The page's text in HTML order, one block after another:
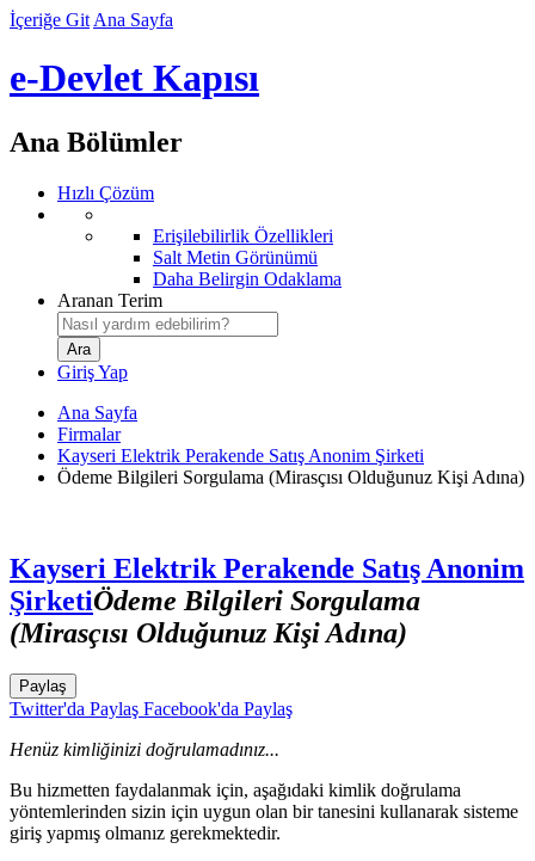
İçeriğe Git Ana Sayfa
e-Devlet Kapısı
Ana Bölümler
Hızlı Çözüm
Erişilebilirlik Özellikleri
Salt Metin Görünümü
Daha Belirgin Odaklama
Aranan Terim
Giriş Yap
Ana Sayfa
Firmalar
Kayseri Elektrik Perakende Satış Anonim Şirketi
Ödeme Bilgileri Sorgulama (Mirasçısı Olduğunuz Kişi Adına)
Kayseri Elektrik Perakende Satış Anonim
ŞirketiÖdeme Bilgileri Sorgulama
(Mirasçısı Olduğunuz Kişi Adına)
Paylaş
Twitter'da Paylaş Facebook'da Paylaş
Henüz kimliğinizi doğrulamadınız...
Bu hizmetten faydalanmak için, aşağıdaki kimlik doğrulama
yöntemlerinden sizin için uygun olan bir tanesini kullanarak sisteme
giriş yapmış olmanız gerekmektedir.